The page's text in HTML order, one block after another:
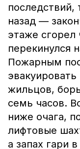
назад —
этаже сгорел
перекинулся
Пожарным
жильцов,
семь часов.
ниже очага,
лифтовые
а запах гари